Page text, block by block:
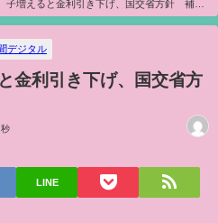
子増えると金利引き下げ、国交省方針 補正
デジタル
金利引き下げ、国交省方
LINE